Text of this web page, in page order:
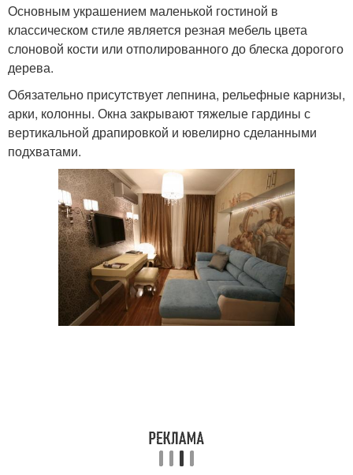
Основным украшением маленькой гостиной в
классическом стиле является резная мебель цвета
слоновой кости или отполированного до блеска дорогого
дерева.
Обязательно присутствует лепнина, рельефные карнизы,
арки, колонны. Окна закрывают тяжелые гардины с
вертикальной драпировкой и ювелирно сделанными
подхватами.